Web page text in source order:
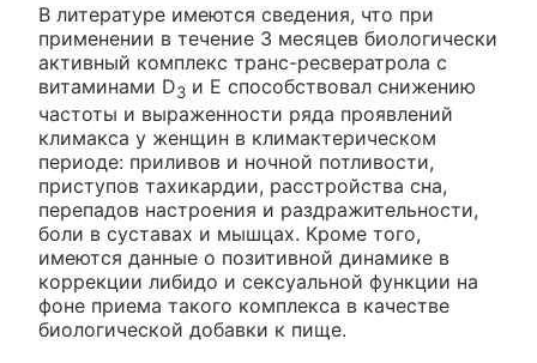
В литературе имеются сведения, что при
применении в течение 3 месяцев биологически
активный комплекс транс-ресвератрола с
витаминами D3 и Е способствовал снижению
частоты и выраженности ряда проявлений
климакса у женщин в климактерическом
периоде: приливов и ночной потливости,
приступов тахикардии, расстройства сна,
перепадов настроения и раздражительности,
боли в суставах и мышцах. Кроме того,
имеются данные о позитивной динамике в
коррекции либидо и сексуальной функции на
фоне приема такого комплекса в качестве
биологической добавки к пище.